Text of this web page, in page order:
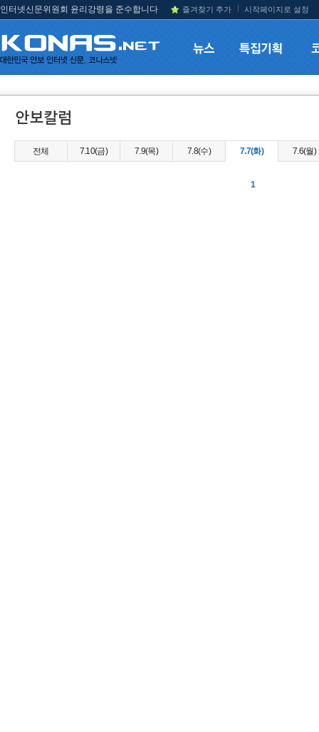
인터넷신문위원회 윤리강령을 준수합니다 즐겨찾기 추가 시작페이지로 설정
전체 7.10(금) 7.9(목) 7.8(수) 7.7(화) 7.6(월)
1